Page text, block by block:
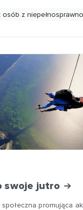
osób z
swoje jutro
promująca